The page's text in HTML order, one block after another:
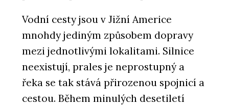
Vodní cesty jsou v Jižní Americe
mnohdy jediným způsobem dopravy
mezi jednotlivými lokalitami. Silnice
neexistují, prales je neprostupný a
řeka se tak stává přirozenou spojnicí a
cestou. Během minulých desetiletí